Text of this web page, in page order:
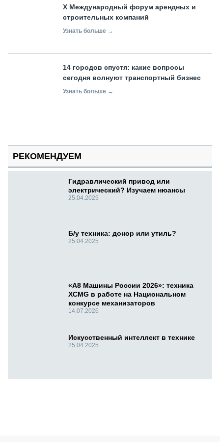
X Международный форум арендных и
строительных компаний
Узнать больше →
14 городов спустя: какие вопросы
сегодня волнуют транспортный бизнес
Узнать больше →
РЕКОМЕНДУЕМ
Гидравлический привод или
электрический? Изучаем нюансы
25.04.2025
Б/у техника: донор или утиль?
25.04.2025
«А8 Машины России 2026»: техника
XCMG в работе на Национальном
конкурсе механизаторов
14.07.2026
Искусственный интеллект в технике
25.04.2025